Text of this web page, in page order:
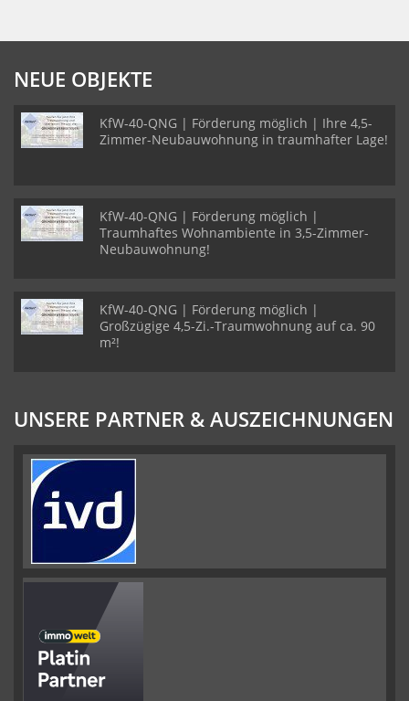
NEUE OBJEKTE
KfW-40-QNG | Förderung möglich | Ihre 4,5-
Zimmer-Neubauwohnung in traumhafter Lage!
KfW-40-QNG | Förderung möglich |
Traumhaftes Wohnambiente in 3,5-Zimmer-
Neubauwohnung!
KfW-40-QNG | Förderung möglich |
Großzügige 4,5-Zi.-Traumwohnung auf ca. 90
m²!
UNSERE PARTNER & AUSZEICHNUNGEN